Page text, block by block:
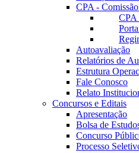
CPA -
CPA
Autoavaliação
Relatórios de
Estrutura
Fale Conosco
Relato
Concursos e Editais
Apresentação
Bolsa de
Concurso
Processo